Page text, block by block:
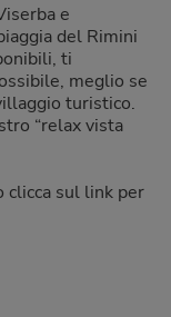
e
del Rimini
ti
meglio se
turistico.
“relax vista
clicca sul link per